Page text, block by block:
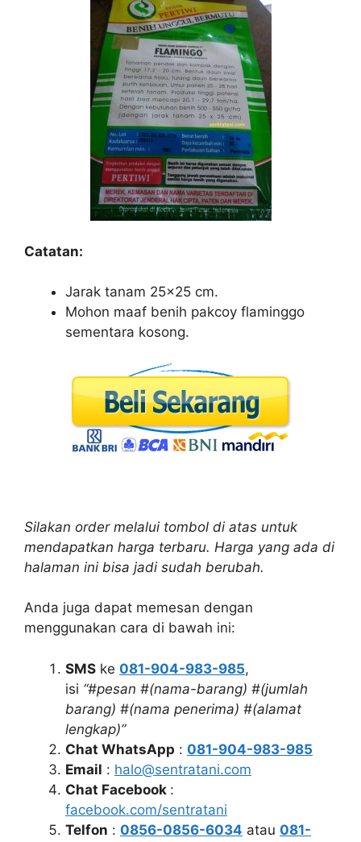
Catatan:
Jarak tanam 25×25 cm.
Mohon maaf benih pakcoy flaminggo
sementara kosong.
Silakan order melalui tombol di atas untuk
mendapatkan harga terbaru. Harga yang ada di
halaman ini bisa jadi sudah berubah.
Anda juga dapat memesan dengan
menggunakan cara di bawah ini:
SMS ke 081-904-983-985,
isi “#pesan #(nama-barang) #(jumlah
barang) #(nama penerima) #(alamat
lengkap)”
Chat WhatsApp : 081-904-983-985
Email : halo@sentratani.com
Chat Facebook :
facebook.com/sentratani
Telfon : 0856-0856-6034 atau 081-